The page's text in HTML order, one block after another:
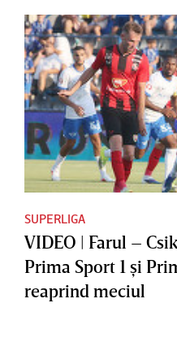
SUPERLIGA
VIDEO | Farul –
Prima Sport 1 şi
reaprind meciul